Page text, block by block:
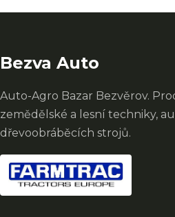
Bezva Auto
Auto-Agro Bazar Bezvěrov.
zemědělské a lesní techniky,
dřevoobráběcích strojů.